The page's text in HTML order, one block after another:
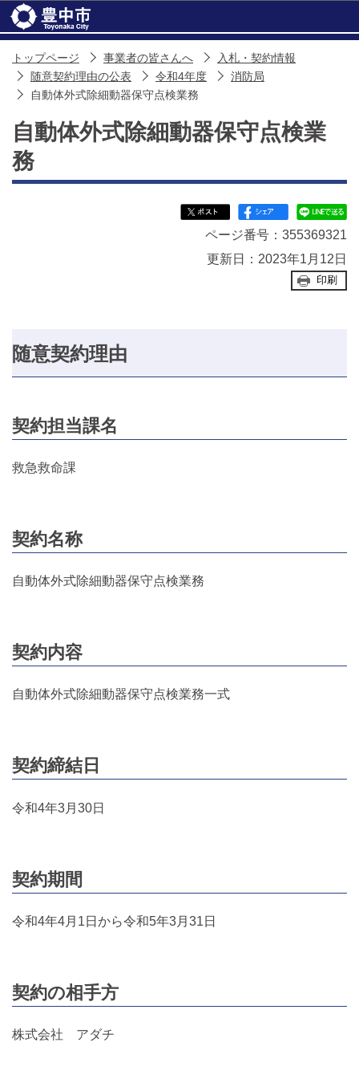
トップページ 事業者の皆さんへ
入札・契約情報
随意契約理由の公表
令和4年度
消防局
自動体外式除細動器保守点検業務
自動体外式除細動器保守点検業
務
ページ番号：355369321
更新日：2023年1月12日
印刷
随意契約理由
契約担当課名
救急救命課
契約名称
自動体外式除細動器保守点検業務
契約内容
自動体外式除細動器保守点検業務一式
契約締結日
令和4年3月30日
契約期間
令和4年4月1日から令和5年3月31日
契約の相手方
株式会社 アダチ